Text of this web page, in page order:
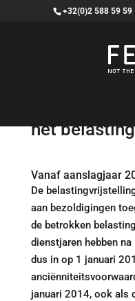
+32(0)2 588 59 59
Sociaal
het
Vanaf aanslagjaar
De
aan bezoldigingen
de betrokken
dienstjaren hebben
dus in op 1 januari
januari 2014, ook als